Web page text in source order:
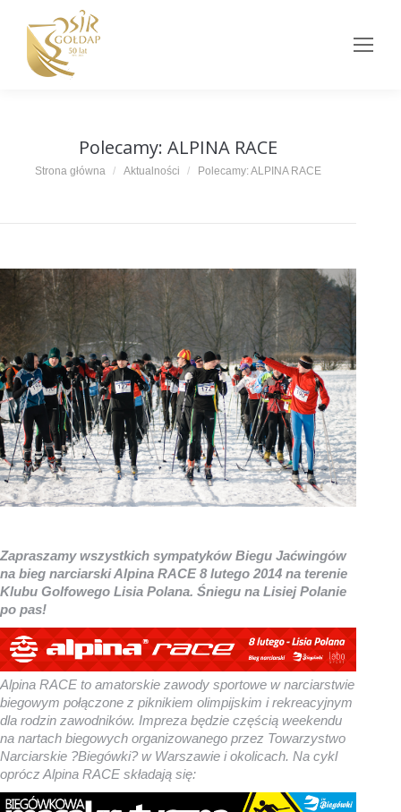
Polecamy: ALPINA RACE
Jesteś tutaj:
Strona główna Aktualności Polecamy: ALPINA RACE
Zapraszamy wszystkich sympatyków Biegu Jaćwingów
na bieg narciarski Alpina RACE 8 lutego 2014 na terenie
Klubu Golfowego Lisia Polana. Śniegu na Lisiej Polanie
po pas!
Alpina RACE to amatorskie zawody sportowe w narciarstwie
biegowym połączone z piknikiem olimpijskim i rekreacyjnym
dla rodzin zawodników. Impreza będzie częścią weekendu
na nartach biegowych organizowanego przez Towarzystwo
Narciarskie ?Biegówki? w Warszawie i okolicach. Na cykl
oprócz Alpina RACE składają się: